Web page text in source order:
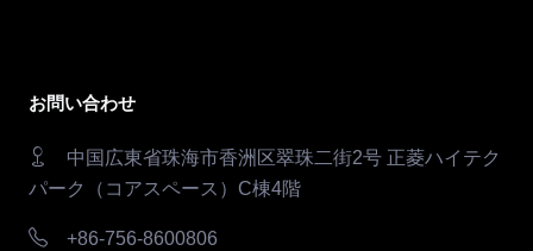
お問い合わせ
中国広東省珠海市香洲区翠珠二街2号 正菱ハイテク
パーク（コアスペース）C棟4階
+86-756-8600806